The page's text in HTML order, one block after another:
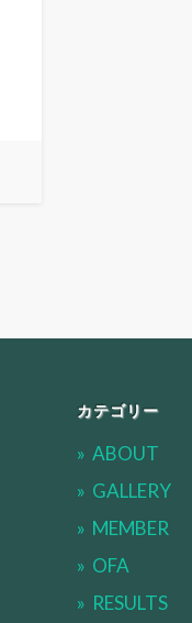
カテゴリー
ABOUT
GALLERY
MEMBER
OFA
RESULTS